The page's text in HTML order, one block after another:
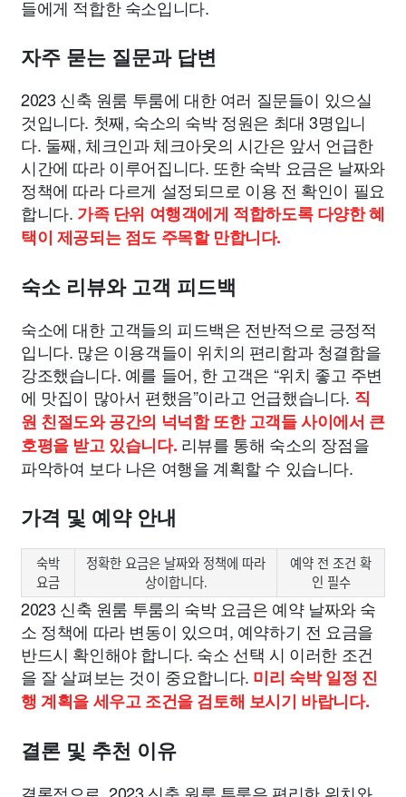
들에게 적합한 숙소입니다.
자주 묻는 질문과 답변
2023 신축 원룸 투룸에 대한 여러 질문들이 있으실
것입니다. 첫째, 숙소의 숙박 정원은 최대 3명입니
다. 둘째, 체크인과 체크아웃의 시간은 앞서 언급한
시간에 따라 이루어집니다. 또한 숙박 요금은 날짜와
정책에 따라 다르게 설정되므로 이용 전 확인이 필요
합니다. 가족 단위 여행객에게 적합하도록 다양한 혜
택이 제공되는 점도 주목할 만합니다.
숙소 리뷰와 고객 피드백
숙소에 대한 고객들의 피드백은 전반적으로 긍정적
입니다. 많은 이용객들이 위치의 편리함과 청결함을
강조했습니다. 예를 들어, 한 고객은 “위치 좋고 주변
에 맛집이 많아서 편했음”이라고 언급했습니다. 직
원 친절도와 공간의 넉넉함 또한 고객들 사이에서 큰
호평을 받고 있습니다. 리뷰를 통해 숙소의 장점을
파악하여 보다 나은 여행을 계획할 수 있습니다.
가격 및 예약 안내
숙박
요금
정확한 요금은 날짜와 정책에 따라
상이합니다.
예약 전 조건 확
인 필수
2023 신축 원룸 투룸의 숙박 요금은 예약 날짜와 숙
소 정책에 따라 변동이 있으며, 예약하기 전 요금을
반드시 확인해야 합니다. 숙소 선택 시 이러한 조건
을 잘 살펴보는 것이 중요합니다. 미리 숙박 일정 진
행 계획을 세우고 조건을 검토해 보시기 바랍니다.
결론 및 추천 이유